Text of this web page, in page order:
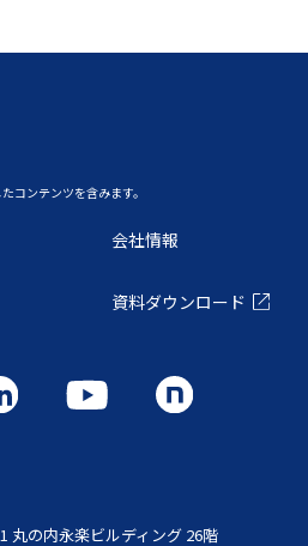
コンテンツを含みます。
会社情報
資料ダウンロード
丸の内永楽ビルディング 26階